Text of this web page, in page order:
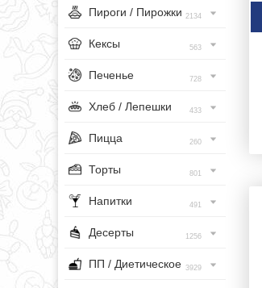
Пироги / Пирожки 2134
Кексы 563
Печенье 728
Хлеб / Лепешки 433
Пицца 260
Торты 801
Напитки 491
Десерты 1256
ПП / Диетическое 3929